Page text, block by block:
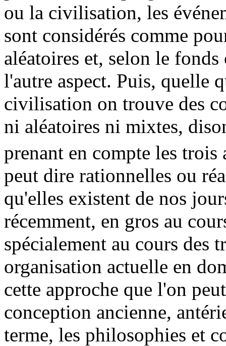
ou la civilisation, les
sont considérés comme
aléatoires et, selon le
l'autre aspect. Puis, quelle
civilisation on trouve des
ni aléatoires ni mixtes,
prenant en compte les trois
peut dire rationnelles ou
qu'elles existent de nos
récemment, en gros au
spécialement au cours des
organisation actuelle en
cette approche que l'on
conception ancienne,
terme, les philosophies et